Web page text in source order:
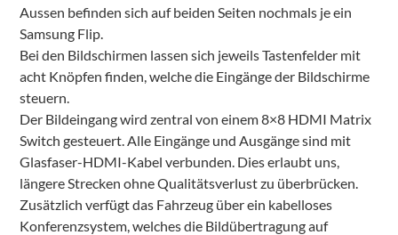
Aussen befinden sich auf beiden Seiten nochmals je ein
Samsung Flip.
Bei den Bildschirmen lassen sich jeweils Tastenfelder mit
acht Knöpfen finden, welche die Eingänge der Bildschirme
steuern.
Der Bildeingang wird zentral von einem 8×8 HDMI Matrix
Switch gesteuert. Alle Eingänge und Ausgänge sind mit
Glasfaser-HDMI-Kabel verbunden. Dies erlaubt uns,
längere Strecken ohne Qualitätsverlust zu überbrücken.
Zusätzlich verfügt das Fahrzeug über ein kabelloses
Konferenzsystem, welches die Bildübertragung auf